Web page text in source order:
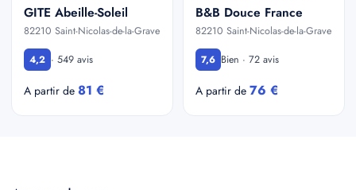
GITE Abeille-Soleil
82210 Saint-Nicolas-de-la-Grave
4,2 · 549 avis
A partir de 81 €
B&B Douce France
82210 Saint-Nicolas-de-la-Grave
7,6 Bien · 72 avis
A partir de 76 €